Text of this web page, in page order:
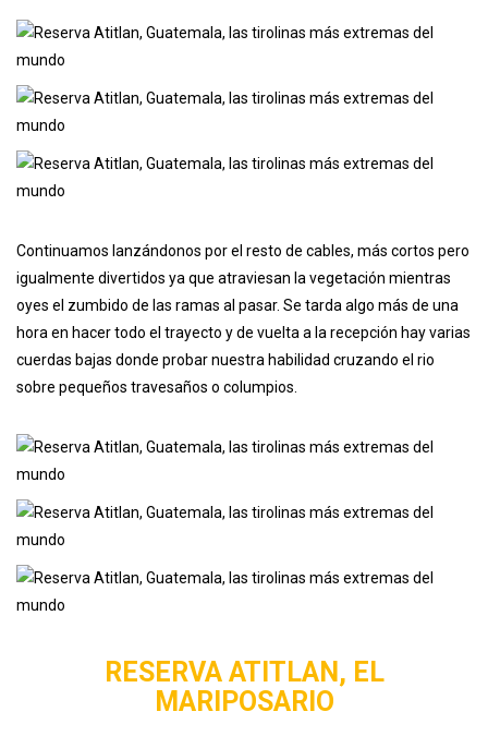
Continuamos lanzándonos por el resto de cables, más cortos pero
igualmente divertidos ya que atraviesan la vegetación mientras
oyes el zumbido de las ramas al pasar. Se tarda algo más de una
hora en hacer todo el trayecto y de vuelta a la recepción hay varias
cuerdas bajas donde probar nuestra habilidad cruzando el rio
sobre pequeños travesaños o columpios.
RESERVA ATITLAN, EL
MARIPOSARIO